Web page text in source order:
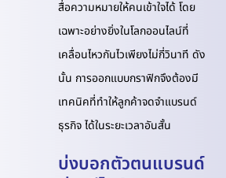
สื่อความหมายให้คนเข้าใจได้ โดย
เฉพาะอย่างยิ่งในโลกออนไลน์ที่
เคลื่อนไหวกันไวเพียงไม่กี่วินาที ดัง
นั้น การออกแบบกราฟิกจึงต้องมี
เทคนิคที่ทำให้ลูกค้าจดจำแบรนด์
ธุรกิจ ได้ในระยะเวลาอันสั้น
บ่งบอกตัวตนแบรนด์